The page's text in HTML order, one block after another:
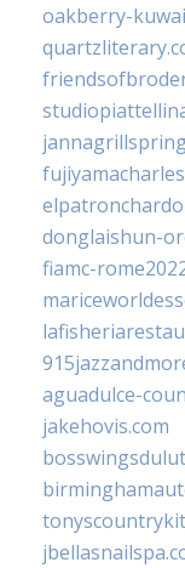
oakberry-
donglaishun-
fiamc-
aguadulce-
jakehovis.com